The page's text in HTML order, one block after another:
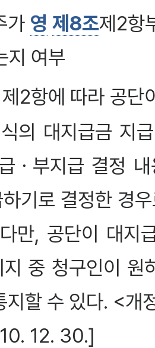
가 영 제8조제2항
지 여부
2항에 따라 공단
의 대지급금 지
ㆍ부지급 결정
기로 결정한 경
만, 공단이 대지
중 청구인이 원
지할 수 있다. <
12. 30.]